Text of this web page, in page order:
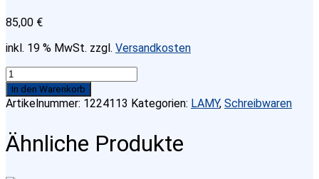
85,00 €
inkl. 19 % MwSt. zzgl. Versandkosten
Lamy
scala
Füllhalter
M
|
In den Warenkorb
Artikelnummer: 1224113 Kategorien: LAMY, Schreibwaren
Ähnliche Produkte